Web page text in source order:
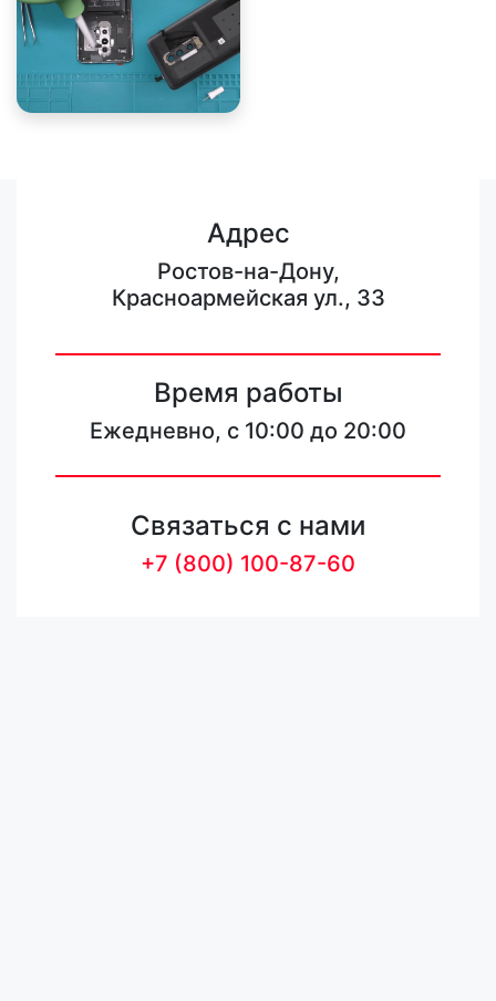
Адрес
Ростов-на-Дону,
Красноармейская ул., 33
Время работы
Ежедневно, с 10:00 до 20:00
Связаться с нами
+7 (800) 100-87-60